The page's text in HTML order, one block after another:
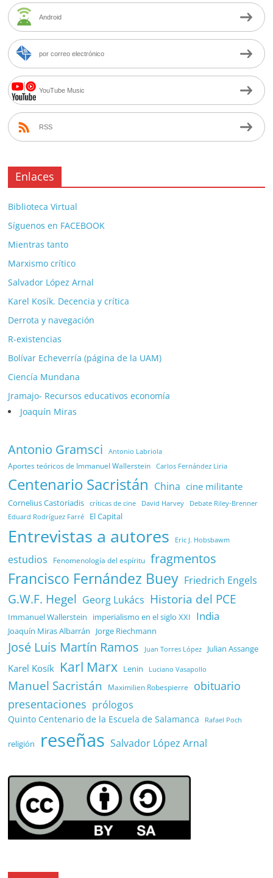
Android
por correo electrónico
YouTube Music
RSS
Enlaces
Biblioteca Virtual
Síguenos en FACEBOOK
Mientras tanto
Marxismo crítico
Salvador López Arnal
Karel Kosík. Decencia y crítica
Derrota y navegación
R-existencias
Bolívar Echeverría (página de la UAM)
Ciencía Mundana
Jramajo- Recursos educativos economía
Joaquín Miras
Antonio Gramsci Antonio Labriola
Aportes teóricos de Immanuel Wallerstein Carlos Fernández Liria
Centenario Sacristán China cine militante
Cornelius Castoriadis críticas de cine David Harvey Debate Riley-Brenner
Eduard Rodríguez Farré El Capital
Entrevistas a autores Eric J. Hobsbawm
estudios Fenomenología del espíritu fragmentos
Francisco Fernández Buey Friedrich Engels
G.W.F. Hegel Georg Lukács Historia del PCE
Immanuel Wallerstein imperialismo en el siglo XXI India
Joaquín Miras Albarrán Jorge Riechmann
José Luis Martín Ramos Juan Torres López Julian Assange
Karel Kosík Karl Marx Lenin Luciano Vasapollo
Manuel Sacristán Maximilien Robespierre
obituario
presentaciones prólogos
Quinto Centenario de la Escuela de Salamanca Rafael Poch
religión reseñas Salvador López Arnal